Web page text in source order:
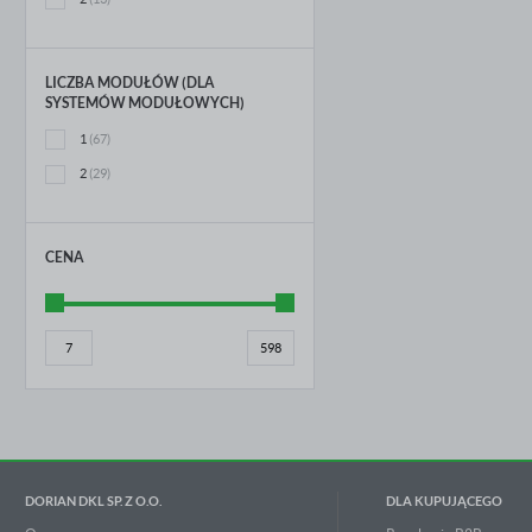
LICZBA MODUŁÓW (DLA
SYSTEMÓW MODUŁOWYCH)
1 (67)
2 (29)
CENA
DORIAN DKL SP. Z O.O. DLA KUPUJĄCEGO